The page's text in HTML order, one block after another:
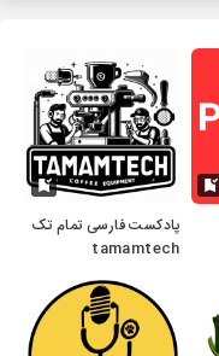
پادکست فارسی تمام تک
tamamtech